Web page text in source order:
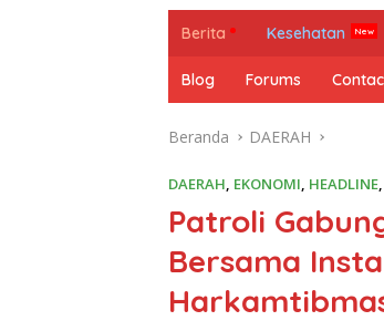
Berita Kesehatan
Blog Forums
Beranda DAERAH
DAERAH, EKONOMI, HEADLINE,
Patroli
Bersama